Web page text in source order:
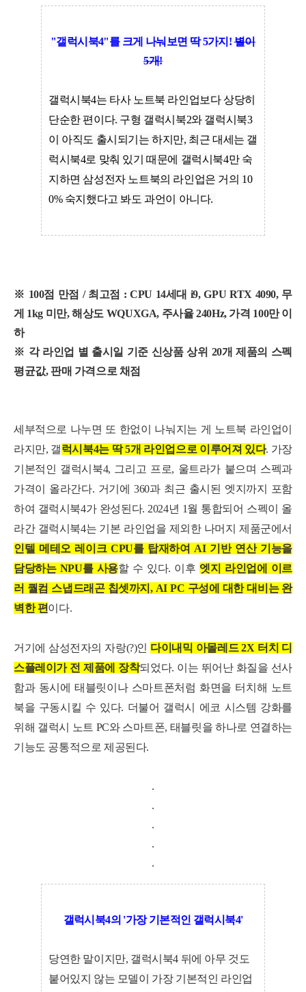
"갤럭시북4"를 크게 나눠보면 딱 5가지!별이
5개!
갤럭시북4는 타사 노트북 라인업보다 상당히
단순한 편이다. 구형 갤럭시북2와 갤럭시북3
이 아직도 출시되기는 하지만, 최근 대세는 갤
럭시북4로 맞춰 있기 때문에 갤럭시북4만 숙
지하면 삼성전자 노트북의 라인업은 거의 10
0% 숙지했다고 봐도 과언이 아니다.
※ 100점 만점 / 최고점 : CPU 14세대 i9, GPU RTX 4090, 무
게 1kg 미만, 해상도 WQUXGA, 주사율 240Hz, 가격 100만 이
하
※ 각 라인업 별 출시일 기준 신상품 상위 20개 제품의 스펙
평균값, 판매 가격으로 채점
세부적으로 나누면 또 한없이 나눠지는 게 노트북 라인업이
라지만, 갤럭시북4는 딱 5개 라인업으로 이루어져 있다. 가장
기본적인 갤럭시북4, 그리고 프로, 울트라가 붙으며 스펙과
가격이 올라간다. 거기에 360과 최근 출시된 엣지까지 포함
하여 갤럭시북4가 완성된다. 2024년 1월 통합되어 스펙이 올
라간 갤럭시북4는 기본 라인업을 제외한 나머지 제품군에서
인텔 메테오 레이크 CPU를 탑재하여 AI 기반 연산 기능을
담당하는 NPU를 사용할 수 있다. 이후 엣지 라인업에 이르
러 퀄컴 스냅드래곤 칩셋까지, AI PC 구성에 대한 대비는 완
벽한 편이다.
거기에 삼성전자의 자랑(?)인 다이내믹 아몰레드 2X 터치 디
스플레이가 전 제품에 장착되었다. 이는 뛰어난 화질을 선사
함과 동시에 태블릿이나 스마트폰처럼 화면을 터치해 노트
북을 구동시킬 수 있다. 더불어 갤럭시 에코 시스템 강화를
위해 갤럭시 노트 PC와 스마트폰, 태블릿을 하나로 연결하는
기능도 공통적으로 제공된다.
.
.
.
.
.
갤럭시북4의 '가장 기본적인 갤럭시북4'
당연한 말이지만, 갤럭시북4 뒤에 아무 것도
붙어있지 않는 모델이 가장 기본적인 라인업